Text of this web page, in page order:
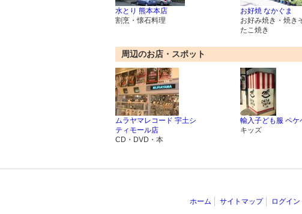
水とり 熊本本店
割烹・懐石料理
お好焼 なかぐま
お好み焼き・焼き
たこ焼き
周辺のお店・スポット
ムラヤマレコード 宇土シ
ティモール店
CD・DVD・本
輸入子ども服 ペケ
キッズ
ホーム サイトマップ ログイン